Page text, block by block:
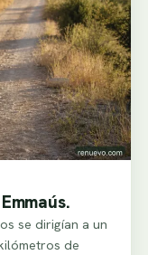
se dirigían a un
de